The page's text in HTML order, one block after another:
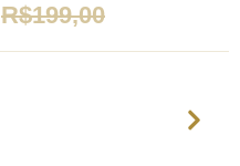
R$199,00